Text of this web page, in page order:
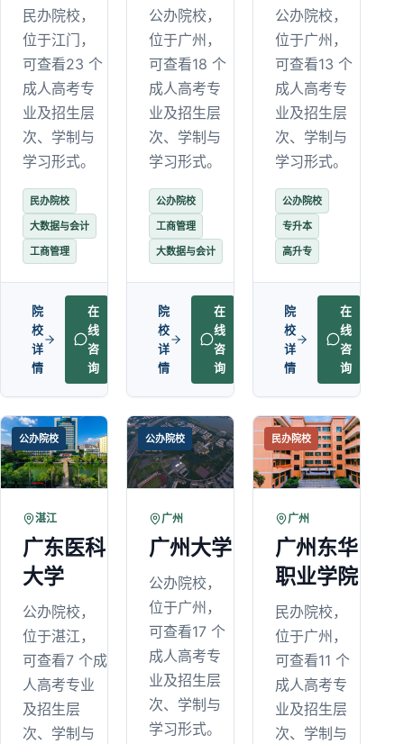
民办院校，
位于江门，
可查看23 个
成人高考专
业及招生层
次、学制与
学习形式。
民办院校
大数据与会计
工商管理
院
校
详
情
在
线
咨
询
公办院校，
位于广州，
可查看18 个
成人高考专
业及招生层
次、学制与
学习形式。
公办院校
工商管理
大数据与会计
院
校
详
情
在
线
咨
询
公办院校，
位于广州，
可查看13 个
成人高考专
业及招生层
次、学制与
学习形式。
公办院校
专升本
高升专
院
校
详
情
在
线
咨
询
公办院校
湛江
广东医科
大学
公办院校，
位于湛江，
可查看7 个成
人高考专业
及招生层
次、学制与
公办院校
广州
广州大学
公办院校，
位于广州，
可查看17 个
成人高考专
业及招生层
次、学制与
学习形式。
民办院校
广州
广州东华
职业学院
民办院校，
位于广州，
可查看11 个
成人高考专
业及招生层
次、学制与